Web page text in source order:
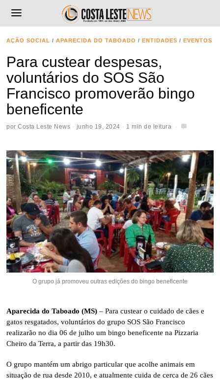
AÇÃO SOCIAL / APARECIDA DO TABOADO / ENTIDADES / EVENTOS
Para custear despesas,
voluntários do SOS São
Francisco promoverão bingo
beneficente
porCosta Leste News junho 19, 2024 1 min de leitura
O grupo já promoveu outras edições do bingo beneficente
Aparecida do Taboado (MS) – Para custear o cuidado de cães e
gatos resgatados, voluntários do grupo SOS São Francisco
realizarão no dia 06 de julho um bingo beneficente na Pizzaria
Cheiro da Terra, a partir das 19h30.
O grupo mantém um abrigo particular que acolhe animais em
situação de rua desde 2010, e atualmente cuida de cerca de 26 cães